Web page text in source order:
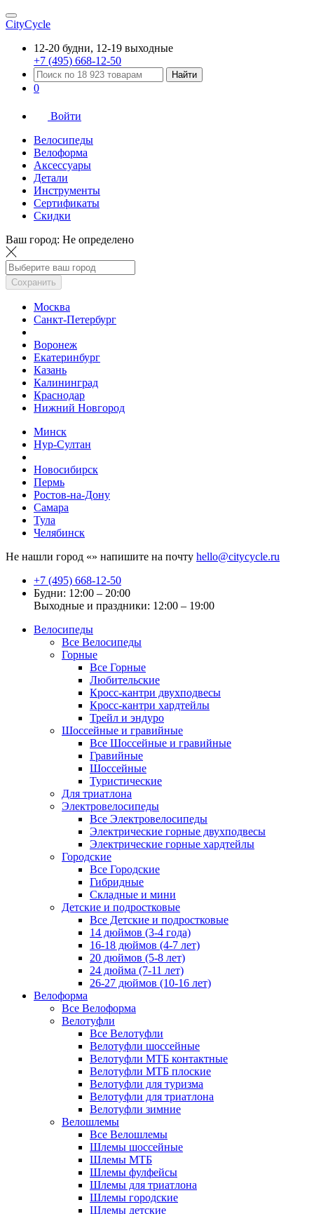
CityCycle
12-20 будни, 12-19 выходные
+7 (495) 668-12-50
Найти
0
Войти
Велосипеды
Велоформа
Аксессуары
Детали
Инструменты
Сертификаты
Скидки
Ваш город: Не определено
Сохранить
Москва
Санкт-Петербург
Воронеж
Екатеринбург
Казань
Калининград
Краснодар
Нижний Новгород
Минск
Нур-Султан
Новосибирск
Пермь
Ростов-на-Дону
Самара
Тула
Челябинск
Не нашли город «» напишите на почту hello@citycycle.ru
+7 (495) 668-12-50
Будни: 12:00 – 20:00
Выходные и праздники: 12:00 – 19:00
Велосипеды
Все Велосипеды
Горные
Все Горные
Любительские
Кросс-кантри двухподвесы
Кросс-кантри хардтейлы
Трейл и эндуро
Шоссейные и гравийные
Все Шоссейные и гравийные
Гравийные
Шоссейные
Туристические
Для триатлона
Электровелосипеды
Все Электровелосипеды
Электрические горные двухподвесы
Электрические горные хардтейлы
Городские
Все Городские
Гибридные
Складные и мини
Детские и подростковые
Все Детские и подростковые
14 дюймов (3-4 года)
16-18 дюймов (4-7 лет)
20 дюймов (5-8 лет)
24 дюйма (7-11 лет)
26-27 дюймов (10-16 лет)
Велоформа
Все Велоформа
Велотуфли
Все Велотуфли
Велотуфли шоссейные
Велотуфли МТБ контактные
Велотуфли МТБ плоские
Велотуфли для туризма
Велотуфли для триатлона
Велотуфли зимние
Велошлемы
Все Велошлемы
Шлемы шоссейные
Шлемы МТБ
Шлемы фулфейсы
Шлемы для триатлона
Шлемы городские
Шлемы детские